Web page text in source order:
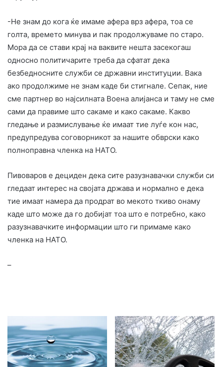
-Не знам до кога ќе имаме афера врз афера, тоа се
голта, времето минува и пак продолжуваме по старо.
Мора да се стави крај на ваквите нешта засекогаш
односно политичарите треба да сфатат дека
безбедносните служби се државни институции. Вака
ако продолжиме не знам каде би стигнале. Сепак, ние
сме партнер во најсилната Воена алијанса и таму не сме
сами да правиме што сакаме и како сакаме. Какво
гледање и размислување ќе имаат тие луѓе кон нас,
предупредува соговорникот за нашите обврски како
полноправна членка на НАТО.
Пивоваров е дециден дека сите разузнавачки служби си
гледаат интерес на својата држава и нормално е дека
тие имаат намера да продрат во мекото ткиво онаму
каде што може да го добијат тоа што е потребно, како
разузнавачките информации што ги примаме како
членка на НАТО.
–